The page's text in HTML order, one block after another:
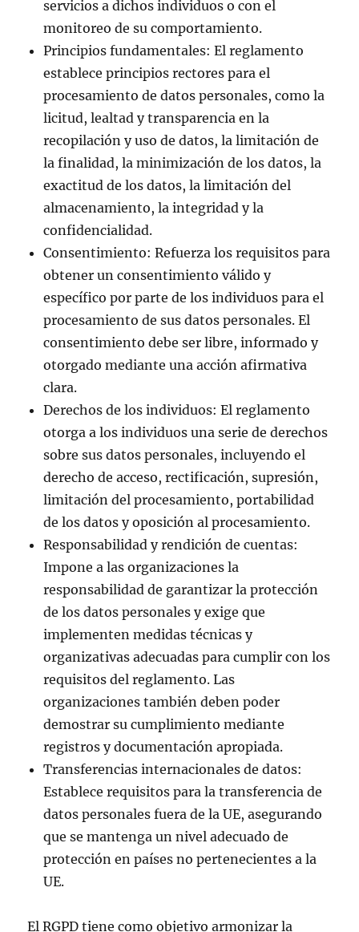
servicios a dichos individuos o con el
monitoreo de su comportamiento.
Principios fundamentales: El reglamento
establece principios rectores para el
procesamiento de datos personales, como la
licitud, lealtad y transparencia en la
recopilación y uso de datos, la limitación de
la finalidad, la minimización de los datos, la
exactitud de los datos, la limitación del
almacenamiento, la integridad y la
confidencialidad.
Consentimiento: Refuerza los requisitos para
obtener un consentimiento válido y
específico por parte de los individuos para el
procesamiento de sus datos personales. El
consentimiento debe ser libre, informado y
otorgado mediante una acción afirmativa
clara.
Derechos de los individuos: El reglamento
otorga a los individuos una serie de derechos
sobre sus datos personales, incluyendo el
derecho de acceso, rectificación, supresión,
limitación del procesamiento, portabilidad
de los datos y oposición al procesamiento.
Responsabilidad y rendición de cuentas:
Impone a las organizaciones la
responsabilidad de garantizar la protección
de los datos personales y exige que
implementen medidas técnicas y
organizativas adecuadas para cumplir con los
requisitos del reglamento. Las
organizaciones también deben poder
demostrar su cumplimiento mediante
registros y documentación apropiada.
Transferencias internacionales de datos:
Establece requisitos para la transferencia de
datos personales fuera de la UE, asegurando
que se mantenga un nivel adecuado de
protección en países no pertenecientes a la
UE.
El RGPD tiene como objetivo armonizar la